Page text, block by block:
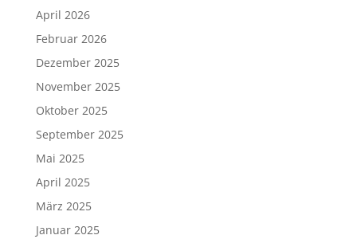
April 2026
Februar 2026
Dezember 2025
November 2025
Oktober 2025
September 2025
Mai 2025
April 2025
März 2025
Januar 2025